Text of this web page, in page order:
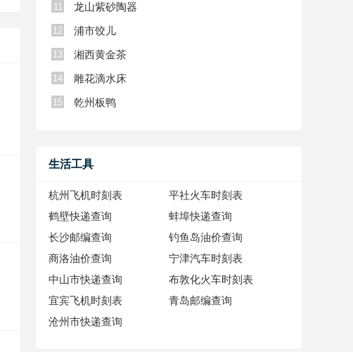
11 龙山紫砂陶器
12 浦市饺儿
13 湘西黄金茶
14 雕花滴水床
15 乾州板鸭
生活工具
杭州飞机时刻表
平社火车时刻表
鹤壁快递查询
蚌埠快递查询
长沙邮编查询
钓鱼岛油价查询
商洛油价查询
宁津汽车时刻表
中山市快递查询
布敦化火车时刻表
宜宾飞机时刻表
青岛邮编查询
沧州市快递查询